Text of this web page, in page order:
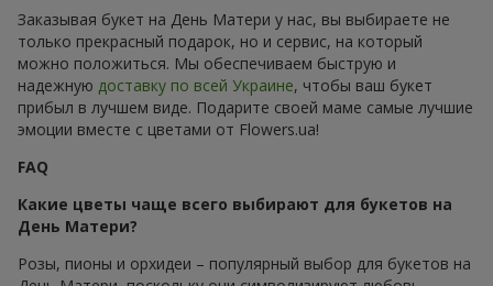
Заказывая букет на День Матери у нас, вы выбираете не
только прекрасный подарок, но и сервис, на который
можно положиться. Мы обеспечиваем быструю и
надежную доставку по всей Украине, чтобы ваш букет
прибыл в лучшем виде. Подарите своей маме самые лучшие
эмоции вместе с цветами от Flowers.ua!
FAQ
Какие цветы чаще всего выбирают для букетов на
День Матери?
Розы, пионы и орхидеи – популярный выбор для букетов на